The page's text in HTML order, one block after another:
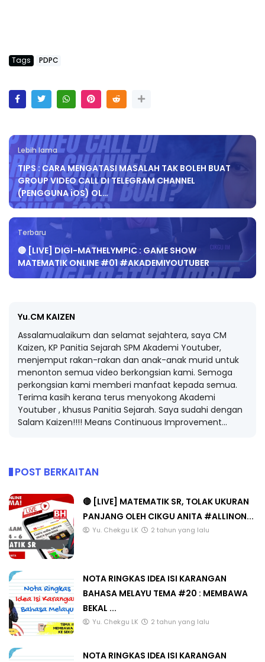
Tags PDPC
Lebih lama
TIPS : CARA MENGATASI MASALAH TAK BOLEH BUAT
GROUP VIDEO CALL DI TELEGRAM CHANNEL
(PENGGUNA iOS) OL…
Terbaru
🔴 [LIVE] DIGI-MATHELYMPIC : GAME SHOW
MATEMATIK ONLINE #01 #AKADEMIYOUTUBER
Yu.CM KAIZEN
Assalamualaikum dan selamat sejahtera, saya CM
Kaizen, KP Panitia Sejarah SPM Akademi Youtuber,
menjemput rakan-rakan dan anak-anak murid untuk
menonton semua video berkongsian kami. Semoga
perkongsian kami memberi manfaat kepada semua.
Terima kasih kerana terus menyokong Akademi
Youtuber , khusus Panitia Sejarah. Saya sudahi dengan
Salam Kaizen!!!! Means Continuous Improvement...
POST BERKAITAN
🔴 [LIVE] MATEMATIK SR, TOLAK UKURAN
PANJANG OLEH CIKGU ANITA #ALLINON...
Yu. Chekgu LK 2 tahun yang lalu
NOTA RINGKAS IDEA ISI KARANGAN
BAHASA MELAYU TEMA #20 : MEMBAWA
BEKAL ...
Yu. Chekgu LK 2 tahun yang lalu
NOTA RINGKAS IDEA ISI KARANGAN